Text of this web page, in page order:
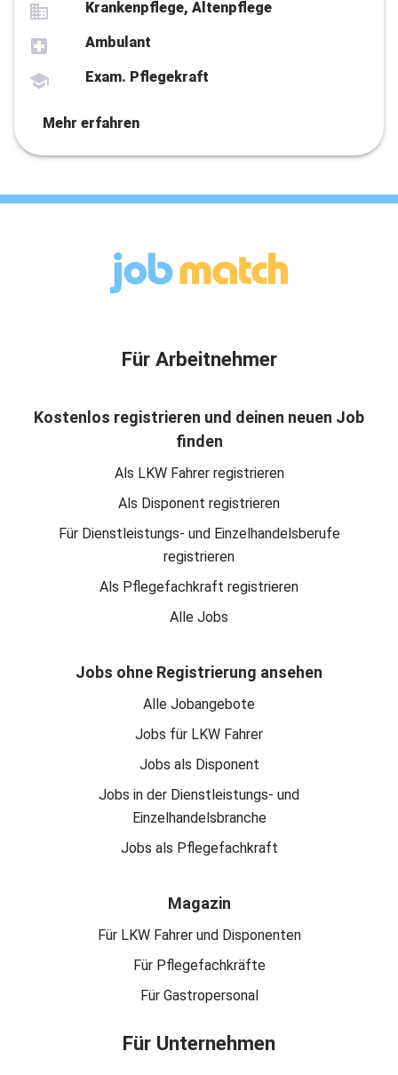
Krankenpflege, Altenpflege
Ambulant
Exam. Pflegekraft
Mehr erfahren
Für Arbeitnehmer
Kostenlos registrieren und deinen neuen Job
finden
Als LKW Fahrer registrieren
Als Disponent registrieren
Für Dienstleistungs- und Einzelhandelsberufe
registrieren
Als Pflegefachkraft registrieren
Alle Jobs
Jobs ohne Registrierung ansehen
Alle Jobangebote
Jobs für LKW Fahrer
Jobs als Disponent
Jobs in der Dienstleistungs- und
Einzelhandelsbranche
Jobs als Pflegefachkraft
Magazin
Für LKW Fahrer und Disponenten
Für Pflegefachkräfte
Für Gastropersonal
Für Unternehmen